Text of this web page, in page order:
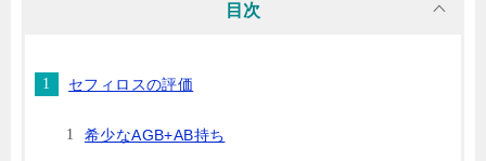
目次
セフィロスの評価
希少なAGB+AB持ち